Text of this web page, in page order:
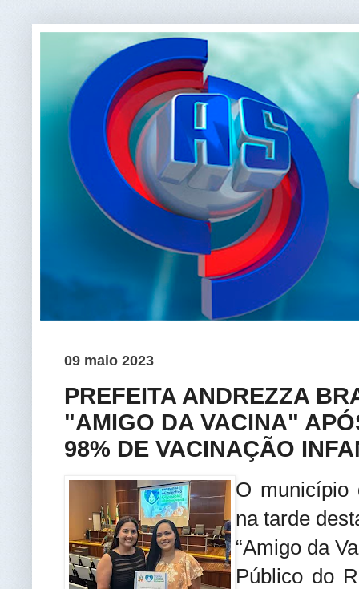
09 maio 2023
PREFEITA ANDREZZA
"AMIGO DA VACINA"
98% DE VACINAÇÃO
O município
na tarde
“Amigo da
Público do